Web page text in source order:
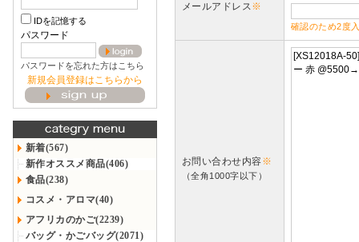
IDを記憶する
パスワード
パスワードを忘れた方はこちら
新規会員登録はこちらから
新着(567)
新作オススメ商品(406)
食品(238)
コスメ・アロマ(40)
アフリカのかご(2239)
バッグ・かごバッグ(2071)
メールアドレス※
確認のため2度
お問い合わせ内容※
（全角1000字以下）